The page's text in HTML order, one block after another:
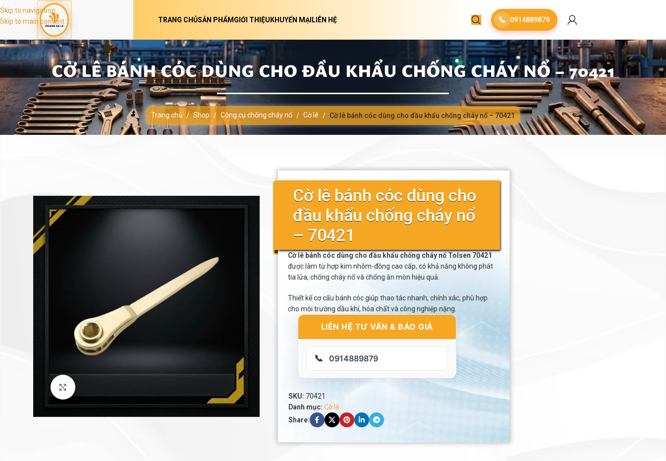
Skip to navigation
Skip to main content
TRANG CHỦSẢN PHẨMGIỚI THIỆUKHUYẾN MẠILIÊN HỆ 📞 0914889879
CỜ LÊ BÁNH CÓC DÙNG CHO ĐẦU KHẨU CHỐNG CHÁY NỔ – 70421
Trang chủ / Shop / Công cụ chống cháy nổ / Cờ lê / Cờ lê bánh cóc dùng cho đầu khẩu chống cháy nổ – 70421
Cờ lê bánh cóc dùng cho
đầu khẩu chống cháy nổ
– 70421
Cờ lê bánh cóc dùng cho đầu khẩu chống cháy nổ Tolsen 70421
được làm từ hợp kim nhôm-đồng cao cấp, có khả năng không phát
tia lửa, chống cháy nổ và chống ăn mòn hiệu quả.
Thiết kế cơ cấu bánh cóc giúp thao tác nhanh, chính xác, phù hợp
cho môi trường dầu khí, hóa chất và công nghiệp nặng.
LIÊN HỆ TƯ VẤN & BÁO GIÁ
📞 0914889879
SKU: 70421
Danh mục: Cờ lê
Share: